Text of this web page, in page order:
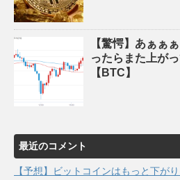
【驚愕】あぁぁ
ったらまた上が
【BTC】
最近のコメント
【予想】ビットコインはもっと下が